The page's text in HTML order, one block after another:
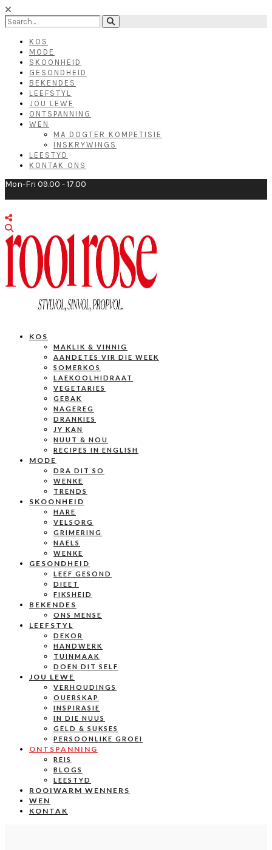
KOS
MODE
SKOONHEID
GESONDHEID
BEKENDES
LEEFSTYL
JOU LEWE
ONTSPANNING
WEN
MA DOGTER KOMPETISIE
INSKRYWINGS
LEESTYD
KONTAK ONS
Mon-Fri 09.00 - 17.00
KOS
MAKLIK & VINNIG
AANDETES VIR DIE WEEK
SOMERKOS
LAEKOOLHIDRAAT
VEGETARIES
GEBAK
NAGEREG
DRANKIES
JY KAN
NUUT & NOU
RECIPES IN ENGLISH
MODE
DRA DIT SO
WENKE
TRENDS
SKOONHEID
HARE
VELSORG
GRIMERING
NAELS
WENKE
GESONDHEID
LEEF GESOND
DIEET
FIKSHEID
BEKENDES
ONS MENSE
LEEFSTYL
DEKOR
HANDWERK
TUINMAAK
DOEN DIT SELF
JOU LEWE
VERHOUDINGS
OUERSKAP
INSPIRASIE
IN DIE NUUS
GELD & SUKSES
PERSOONLIKE GROEI
ONTSPANNING
REIS
BLOGS
LEESTYD
ROOIWARM WENNERS
WEN
KONTAK